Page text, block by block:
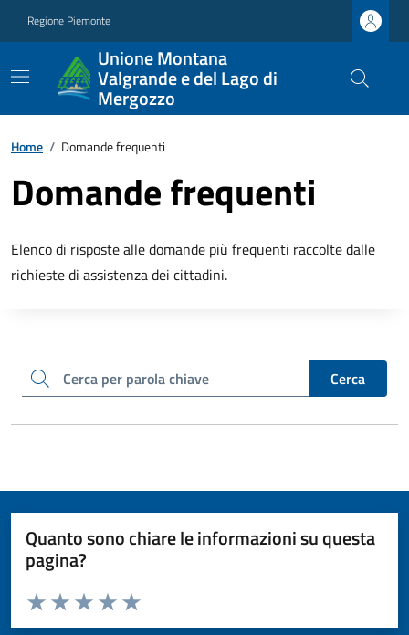
Regione Piemonte
Unione Montana
Valgrande e del Lago di
Mergozzo
Home / Domande frequenti
Domande frequenti
Elenco di risposte alle domande più frequenti raccolte dalle
richieste di assistenza dei cittadini.
cerca Cerca
Quanto sono chiare le informazioni su questa
pagina?
Valuta da 1 a 5 stelle la pagina
Valuta 5 stelle su 5
Valuta 4 stelle su 5
Valuta 3 stelle su 5
Valuta 2 stelle su 5
Valuta 1 stelle su 5